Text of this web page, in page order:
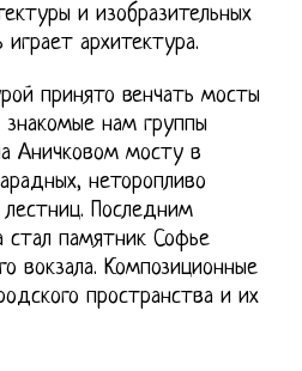
и изобразительных
архитектура.
принято венчать мосты
нам группы
Аничковом мосту в
неторопливо
Последним
стал памятник Софье
вокзала. Композиционные
пространства и их